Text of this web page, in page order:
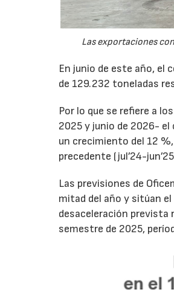
Las exportaciones
En junio de este año, el
de 129.232 toneladas
Por lo que se refiere a
2025 y junio de 2026-
un crecimiento del 12
precedente (jul’24-
Las previsiones de
mitad del año y sitúan
desaceleración prevista
semestre de 2025,